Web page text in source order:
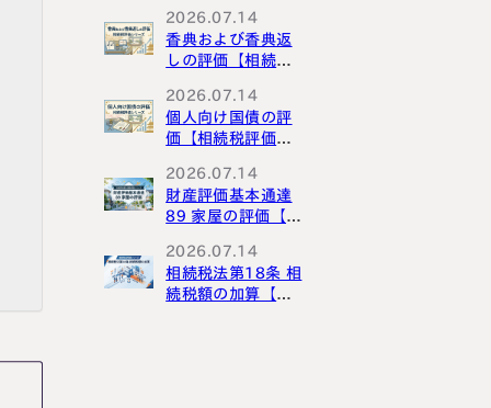
2026.07.14
香典および香典返
しの評価【相続税
2026.07.14
個人向け国債の評
価【相続税評価シ
2026.07.14
財産評価基本通達
89 家屋の評価【財
説シリーズ】
2026.07.14
相続税法第18条 相
続税額の加算【相